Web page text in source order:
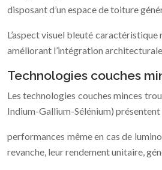
disposant d’un espace de toiture
L’aspect visuel bleuté
améliorant l’intégration
Technologies couches
Les technologies couches minces
Indium-Gallium-Sélénium) présentent
performances même en cas de
revanche, leur rendement unitaire,